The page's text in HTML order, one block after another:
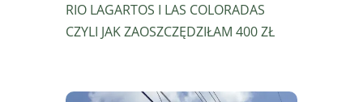
RIO LAGARTOS I LAS COLORADAS
CZYLI JAK ZAOSZCZĘDZIŁAM 400 ZŁ